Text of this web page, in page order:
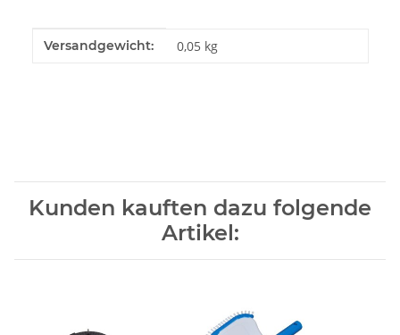
Produkteigenschaft
Wert
Versandgewicht: 0,05 kg
Kunden kauften dazu folgende
Artikel: